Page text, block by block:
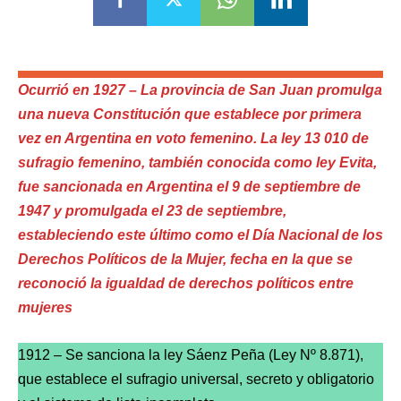
Ocurrió en 1927 – La provincia de San Juan promulga
una nueva Constitución que establece por primera
vez en Argentina en voto femenino. La ley 13 010 de
sufragio femenino, también conocida como ley Evita,
fue sancionada en Argentina el 9 de septiembre de
1947 y promulgada el 23 de septiembre,
estableciendo este último como el Día Nacional de los
Derechos Políticos de la Mujer, fecha en la que se
reconoció la igualdad de derechos políticos entre
mujeres
1912 – Se sanciona la ley Sáenz Peña (Ley Nº 8.871),
que establece el sufragio universal, secreto y obligatorio